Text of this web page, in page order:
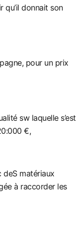
qu’il donnait son
pour un prix
sw laquelle s’est
€,
deS matériaux
à raccorder les